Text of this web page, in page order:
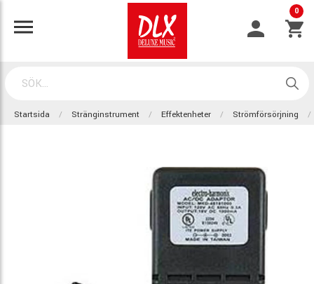
0
Startsida Stränginstrument Effektenheter Strömförsörjning